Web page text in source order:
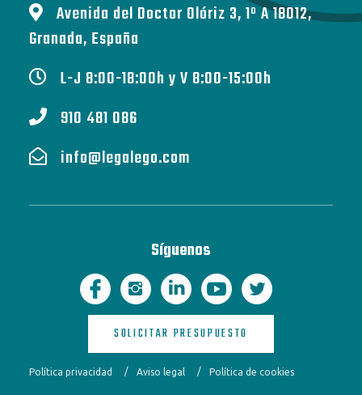
Avenida del Doctor Olóriz 3, 1º A 18012,
Granada, España
L-J 8:00-18:00h y V 8:00-15:00h
910 481 086
info@legalego.com
Síguenos
SOLICITAR PRESUPUESTO
Política privacidad Aviso legal Política de cookies